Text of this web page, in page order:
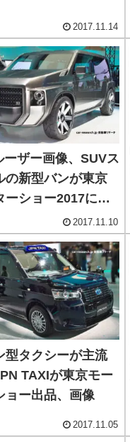
2017.11.14
ーザー画像、SUVス
の新型バンが東京
ーショー2017に出
2017.11.10
型タクシーが主流
TAXIが東京モー
ョー出品、画像
2017.11.05